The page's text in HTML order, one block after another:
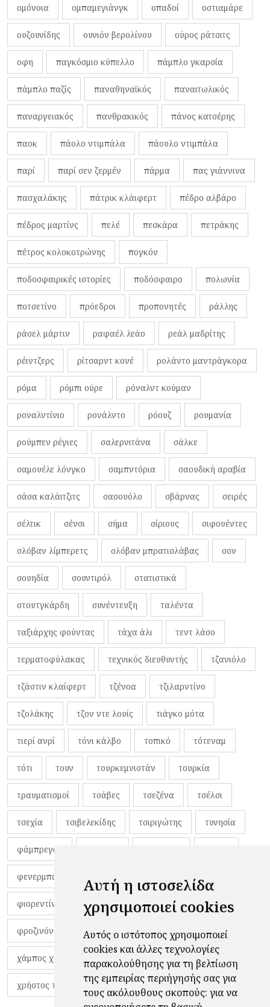
Αυτή η ιστοσελίδα
χρησιμοποιεί cookies
Αυτός ο ιστότοπος χρησιμοποιεί
cookies και άλλες τεχνολογίες
παρακολούθησης για τη βελτίωση
της εμπειρίας περιήγησής σας για
τους ακόλουθους σκοπούς: για να
ομόνοια ομπαμεγιάνγκ οπαδοί οστιαμάρε
ουζουνίδης ουνιόν βερολίνου ούρος ράτσιτς
οφη παγκόσμιο κύπελλο πάμπλο γκαρσία
πάμπλο παζίς παναθηναϊκός παναιτωλικός
παναργειακός πανθρακικός πάνος κατσέρης
παοκ πάολο ντιμπάλα πάουλο ντιμπάλα
παρί παρί σεν ζερμέν πάρμα πας γιάννινα
πασχαλάκης πάτρικ κλάιφερτ πέδρο αλβάρο
πέδρος μαρτίνς πελέ πεσκάρα πετράκης
πέτρος κολοκοτρώνης πογκόν
ποδοσφαιρικές ιστορίες ποδόσφαιρο πολωνία
ποτσετίνο πρόεδροι προπονητές ράλλης
ράσελ μάρτιν ραφαέλ λεάο ρεάλ μαδρίτης
ρέιντζερς ρίτσαρντ κονέ ρολάντο μαντράγκορα
ρόμα ρόμπι ούρε ρόναλντ κούμαν
ροναλντίνιο ρονάλντο ρόουζ ρουμανία
ρούμπεν ρέγιες σαλερνιτάνα σάλκε
σαμουέλε λόνγκο σαμπντόρια σαουδική αραβία
σάσα καλάιτζιτς σασουόλο σβάρνας σειρές
σέλτικ σένσι σήμα σίριους σιφουέντες
σλόβαν λίμπερετς σλόβαν μπρατισλάβας σον
σουηδία σουντιρόλ στατιστικά
στουτγκάρδη συνέντευξη ταλέντα
ταξιάρχης φούντας τάχα άλι τεντ λάσο
τερματοφύλακας τεχνικός διευθυντής τζανιόλο
τζάστιν κλαίφερτ τζένοα τζιλαρντίνο
τζολάκης τζον ντε λουίς τιάγκο μότα
τιερί ανρί τόνι κάλβο τοπικό τότεναμ
τότι τουν τουρκεμνιστάν τουρκία
τραυματισμοί τσάβες τσεζένα τσέλσι
τσεχία τσιβελεκίδης τσιριγώτης τυνησία
φάμπρεγας
φενερμπαχτσέ φερνάντο τόρες φίλαθλοι
φιορεντίνα φιρμίνο φρανκ ντε μπουρ
φροζινόνε φωκικός χαβίτο
χάμπος χαραλάμπους χάρι πότερ
χρήστος τζόλης